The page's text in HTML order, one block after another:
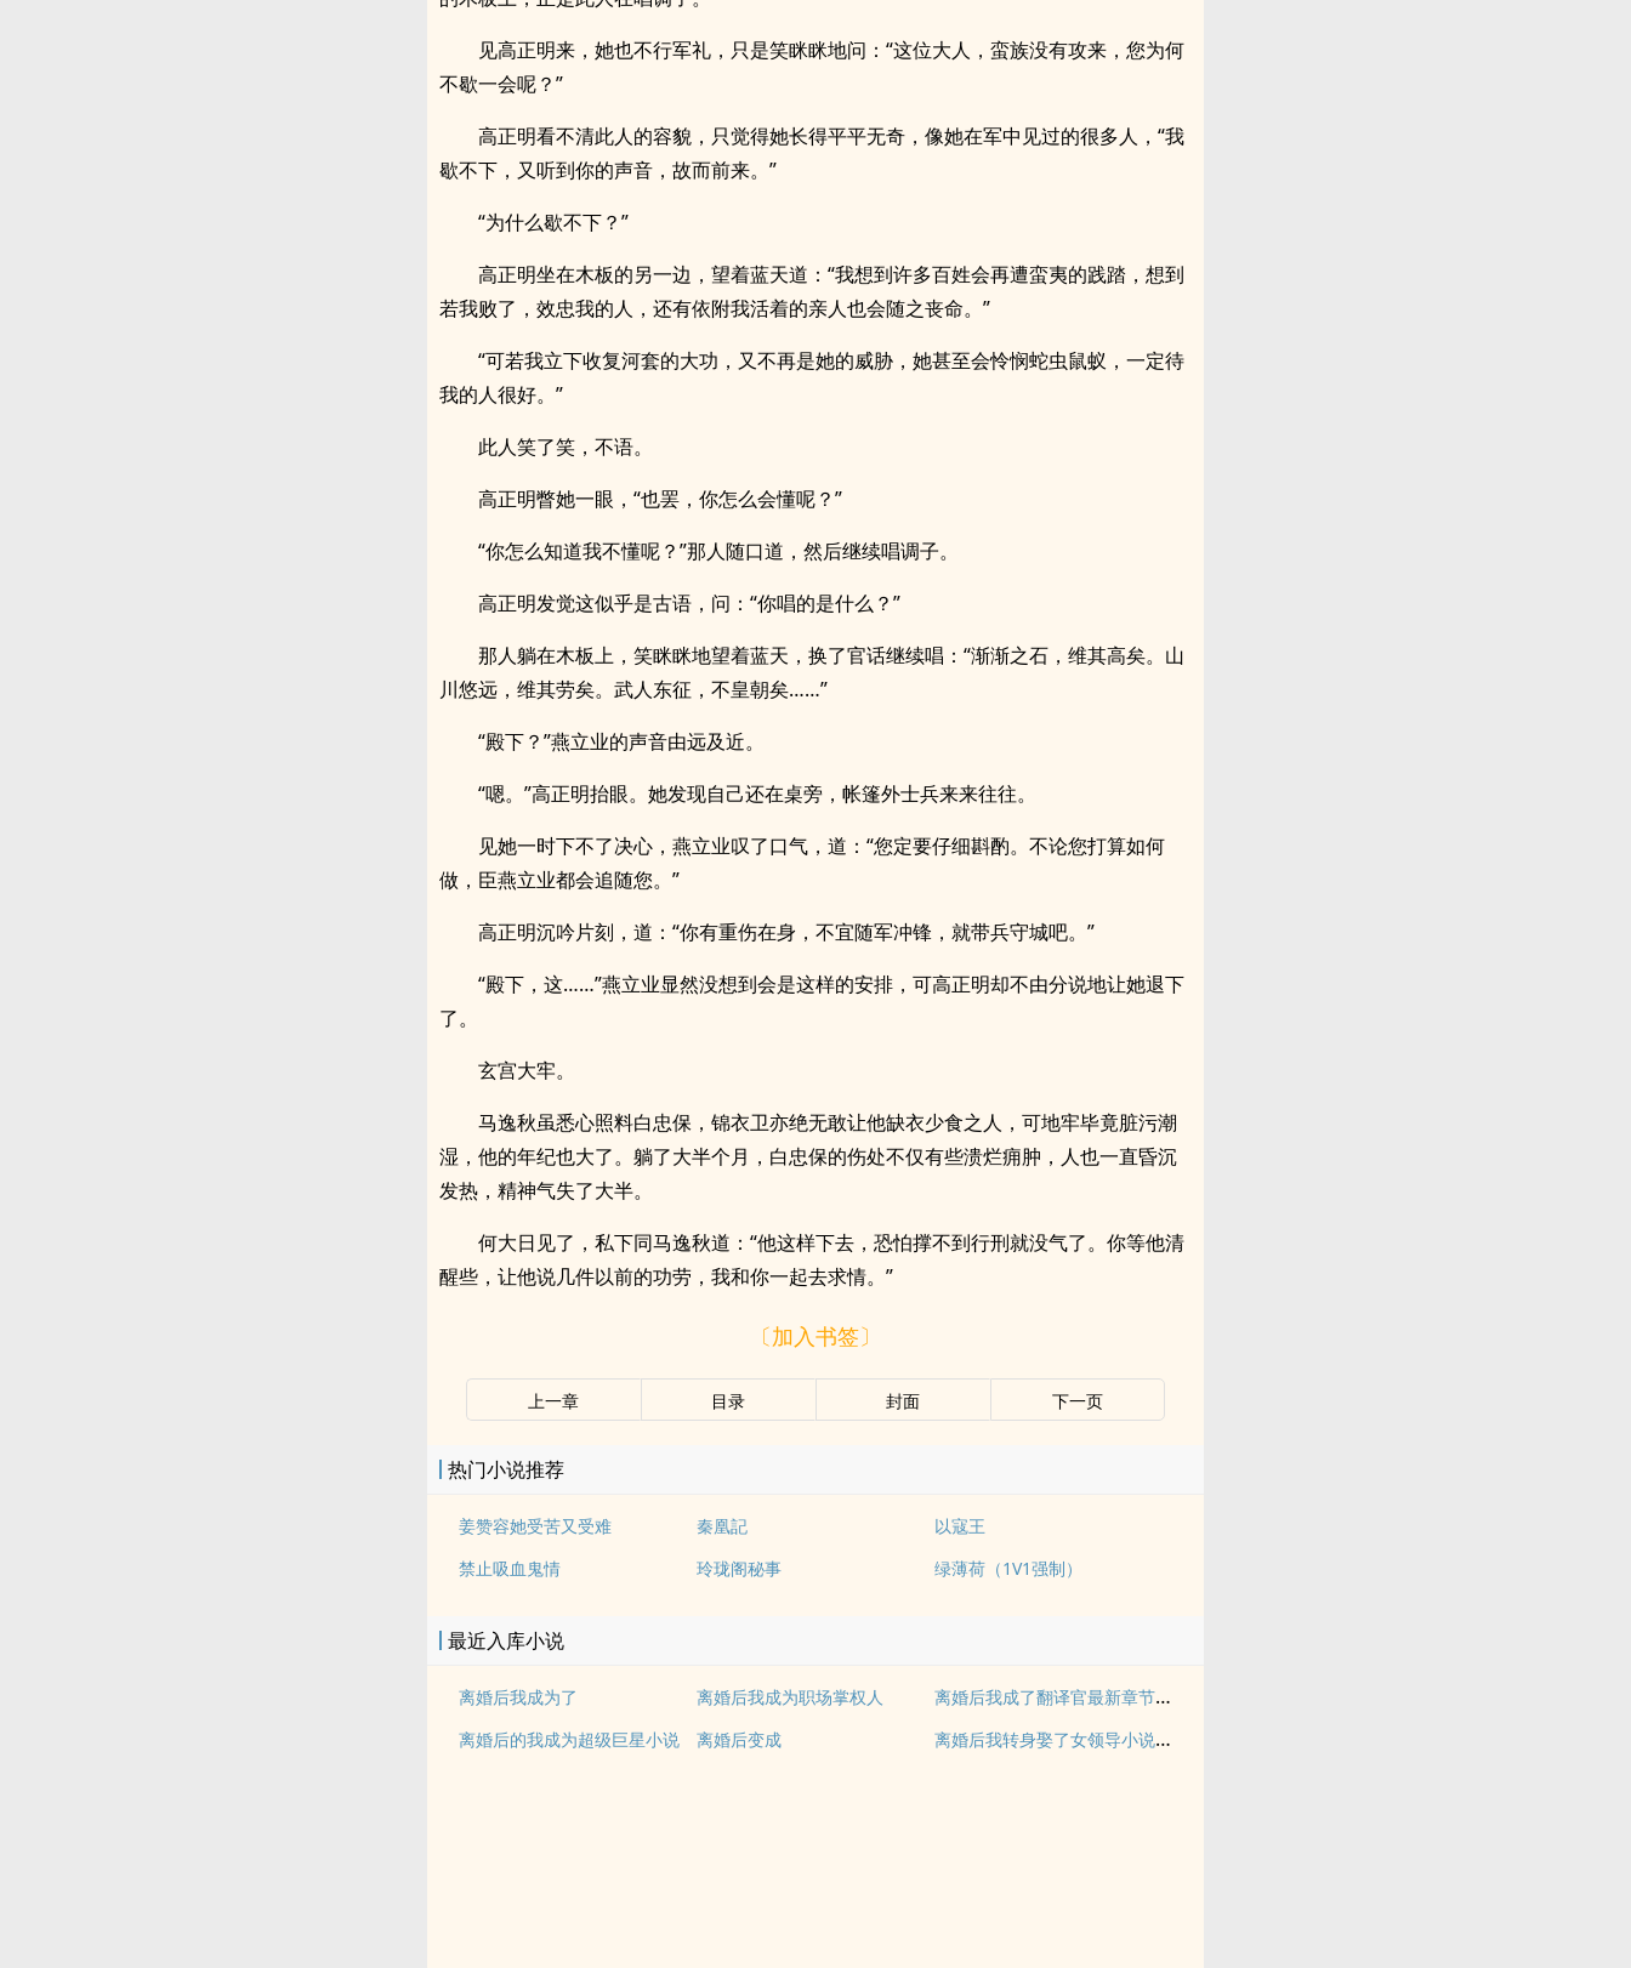
见高正明来，她也不行军礼，只是笑眯眯地问：“这位大人，蛮族没有攻来，您为何
不歇一会呢？”
高正明看不清此人的容貌，只觉得她长得平平无奇，像她在军中见过的很多人，“我
歇不下，又听到你的声音，故而前来。”
“为什么歇不下？”
高正明坐在木板的另一边，望着蓝天道：“我想到许多百姓会再遭蛮夷的践踏，想到
若我败了，效忠我的人，还有依附我活着的亲人也会随之丧命。”
“可若我立下收复河套的大功，又不再是她的威胁，她甚至会怜悯蛇虫鼠蚁，一定待
我的人很好。”
此人笑了笑，不语。
高正明瞥她一眼，“也罢，你怎么会懂呢？”
“你怎么知道我不懂呢？”那人随口道，然后继续唱调子。
高正明发觉这似乎是古语，问：“你唱的是什么？”
那人躺在木板上，笑眯眯地望着蓝天，换了官话继续唱：“渐渐之石，维其高矣。山
川悠远，维其劳矣。武人东征，不皇朝矣……”
“殿下？”燕立业的声音由远及近。
“嗯。”高正明抬眼。她发现自己还在桌旁，帐篷外士兵来来往往。
见她一时下不了决心，燕立业叹了口气，道：“您定要仔细斟酌。不论您打算如何
做，臣燕立业都会追随您。”
高正明沉吟片刻，道：“你有重伤在身，不宜随军冲锋，就带兵守城吧。”
“殿下，这……”燕立业显然没想到会是这样的安排，可高正明却不由分说地让她退下
了。
玄宫大牢。
马逸秋虽悉心照料白忠保，锦衣卫亦绝无敢让他缺衣少食之人，可地牢毕竟脏污潮
湿，他的年纪也大了。躺了大半个月，白忠保的伤处不仅有些溃烂痈肿，人也一直昏沉
发热，精神气失了大半。
何大日见了，私下同马逸秋道：“他这样下去，恐怕撑不到行刑就没气了。你等他清
醒些，让他说几件以前的功劳，我和你一起去求情。”
〔加入书签〕
上一章 目录 封面 下一页
热门小说推荐
姜赞容她受苦又受难 秦凰記
以寇王
禁止吸血鬼情
玲珑阁秘事 绿薄荷（1V1强制）
最近入库小说
离婚后我成为了 离婚后我成为职场掌权人 离婚后我成了翻译官最新章节更新时间
离婚后的我成为超级巨星小说 离婚后变成 离婚后我转身娶了女领导小说全文